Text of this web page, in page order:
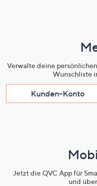
Verwalte deine
Wunschliste
Kunden-Konto
Jetzt die QVC App für
und